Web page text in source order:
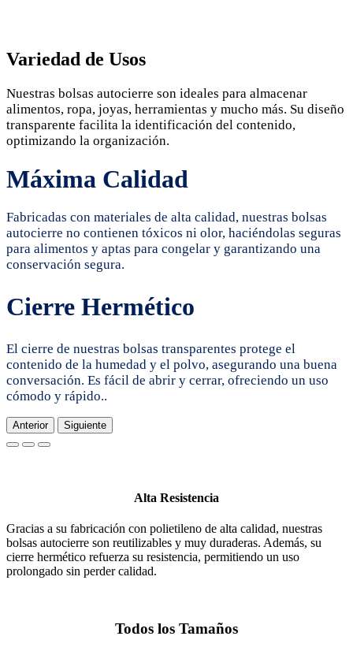
Variedad de Usos
Nuestras bolsas autocierre son ideales para almacenar
alimentos, ropa, joyas, herramientas y mucho más. Su diseño
transparente facilita la identificación del contenido,
optimizando la organización.
Máxima Calidad
Fabricadas con materiales de alta calidad, nuestras bolsas
autocierre no contienen tóxicos ni olor, haciéndolas seguras
para alimentos y aptas para congelar y garantizando una
conservación segura.
Cierre Hermético
El cierre de nuestras bolsas transparentes protege el
contenido de la humedad y el polvo, asegurando una buena
conversación. Es fácil de abrir y cerrar, ofreciendo un uso
cómodo y rápido..
Anterior Siguiente
Alta Resistencia
Gracias a su fabricación con polietileno de alta calidad, nuestras
bolsas autocierre son reutilizables y muy duraderas. Además, su
cierre hermético refuerza su resistencia, permitiendo un uso
prolongado sin perder calidad.
Todos los Tamaños